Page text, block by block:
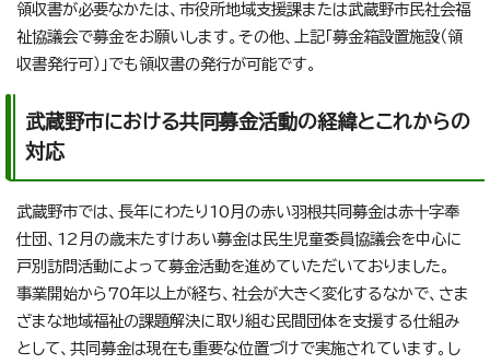
領収書が必要なかたは、市役所地域支援課または武蔵野市民社会福
祉協議会で募金をお願いします。その他、上記「募金箱設置施設（領
収書発行可）」でも領収書の発行が可能です。
武蔵野市における共同募金活動の経緯とこれからの
対応
武蔵野市では、長年にわたり10月の赤い羽根共同募金は赤十字奉
仕団、12月の歳末たすけあい募金は民生児童委員協議会を中心に
戸別訪問活動によって募金活動を進めていただいておりました。
事業開始から70年以上が経ち、社会が大きく変化するなかで、さま
ざまな地域福祉の課題解決に取り組む民間団体を支援する仕組み
として、共同募金は現在も重要な位置づけで実施されています。し